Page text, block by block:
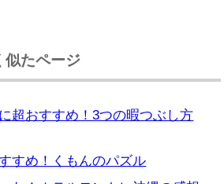
似たページ
超おすすめ！3つの暇つぶし方
すめ！くもんのパズル